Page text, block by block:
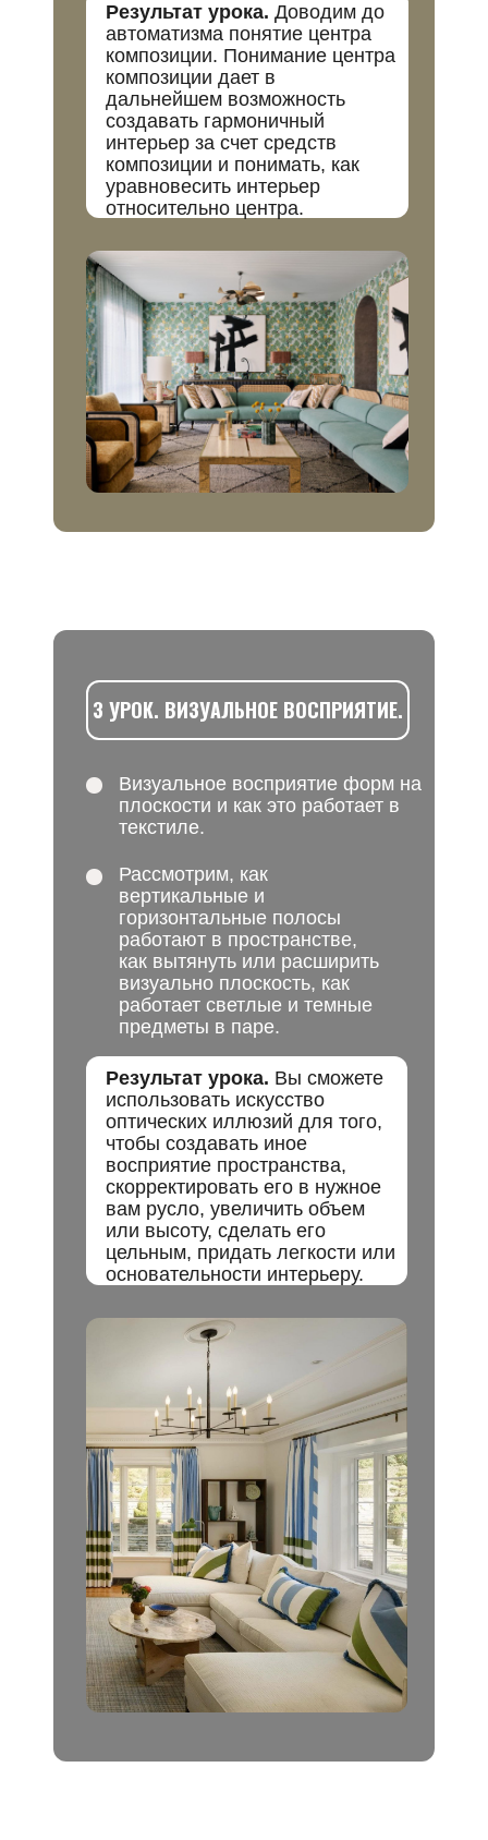
Результат урока. Доводим до
автоматизма понятие центра
композиции. Понимание центра
композиции дает в
дальнейшем возможность
создавать гармоничный
интерьер за счет средств
композиции и понимать, как
уравновесить интерьер
относительно центра.
3 УРОК. ВИЗУАЛЬНОЕ ВОСПРИЯТИЕ.
Визуальное восприятие форм на
плоскости и как это работает в
текстиле.
Рассмотрим, как
вертикальные и
горизонтальные полосы
работают в пространстве,
как вытянуть или расширить
визуально плоскость, как
работает светлые и темные
предметы в паре.
Результат урока. Вы сможете
использовать искусство
оптических иллюзий для того,
чтобы создавать иное
восприятие пространства,
скорректировать его в нужное
вам русло, увеличить объем
или высоту, сделать его
цельным, придать легкости или
основательности интерьеру.